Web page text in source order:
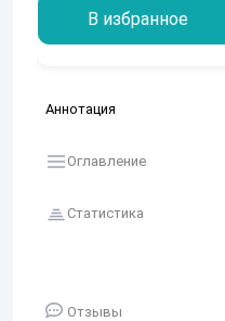
В избранное
Аннотация
Оглавление
Статистика
Отзывы